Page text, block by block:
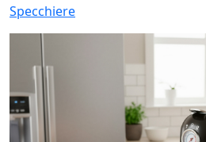
Specchiere